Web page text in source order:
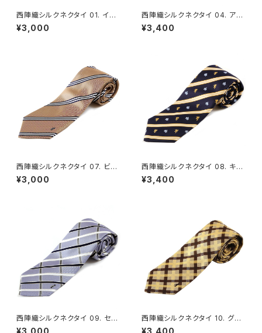
西陣織シルクネクタイ 01. イノ
センス 雪の結晶 小紋柄 - FOR
TUNA Tokyo レンタル
¥3,000
西陣織シルクネクタイ 04. アド
ベンチャー レジメンタルストライ
プ 船・マリン柄 - FORTUNA T
¥3,400
西陣織シルクネクタイ 07. ビー
ジェントル レジメンタルストライ
プ柄 - FORTUNA Tokyo レン
¥3,000
西陣織シルクネクタイ 08. キン
グ ライオン・王冠柄 ロイヤルク
レスト柄 - FORTUNA Tokyo
¥3,400
西陣織シルクネクタイ 09. セイ
クレッド チェック柄 - FORTUN
¥3,000
西陣織シルクネクタイ 10. グラ
ティチュード チェック柄 - FOR
¥3,400